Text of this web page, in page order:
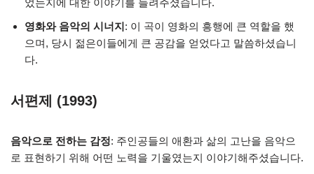
영화와 음악의 시너지: 이 곡이 영화의 흥행에 큰 역할을 했
으며, 당시 젊은이들에게 큰 공감을 얻었다고 말씀하셨습니
다.
서편제 (1993)
음악으로 전하는 감정: 주인공들의 애환과 삶의 고난을 음악으
로 표현하기 위해 어떤 노력을 기울였는지 이야기해주셨습니다.